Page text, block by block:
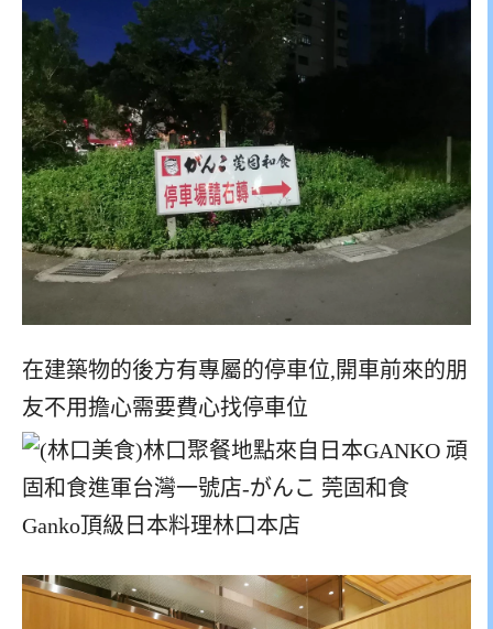
在建築物的後方有專屬的停車位,開車前來的朋
友不用擔心需要費心找停車位